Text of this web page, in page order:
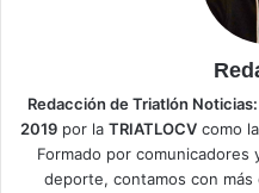
Redacción de Triatlón Noticias:
2019 por la TRIATLOCV como la
Formado por
deporte, contamos con más